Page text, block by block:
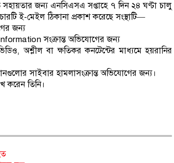
জন্য এনসিএসএ সপ্তাহে ৭ দিন ২৪ ঘণ্টা চালু
ই-মেইল ঠিকানা প্রকাশ করেছে সংস্থাটি—
জন্য
সংক্রান্ত অভিযোগের জন্য
অশ্লীল বা ক্ষতিকর কনটেন্টের মাধ্যমে হয়রানির
সাইবার হামলাসংক্রান্ত অভিযোগের জন্য।
তিনি।